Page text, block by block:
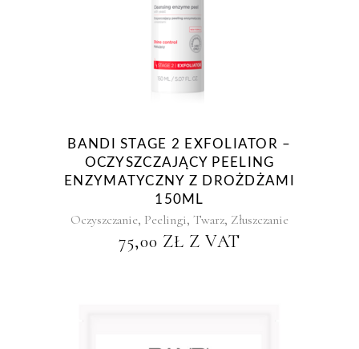
BANDI STAGE 2 EXFOLIATOR –
OCZYSZCZAJĄCY PEELING
ENZYMATYCZNY Z DROŻDŻAMI
150ML
Oczyszczanie, Peelingi, Twarz, Złuszczanie
75,00 ZŁ Z VAT